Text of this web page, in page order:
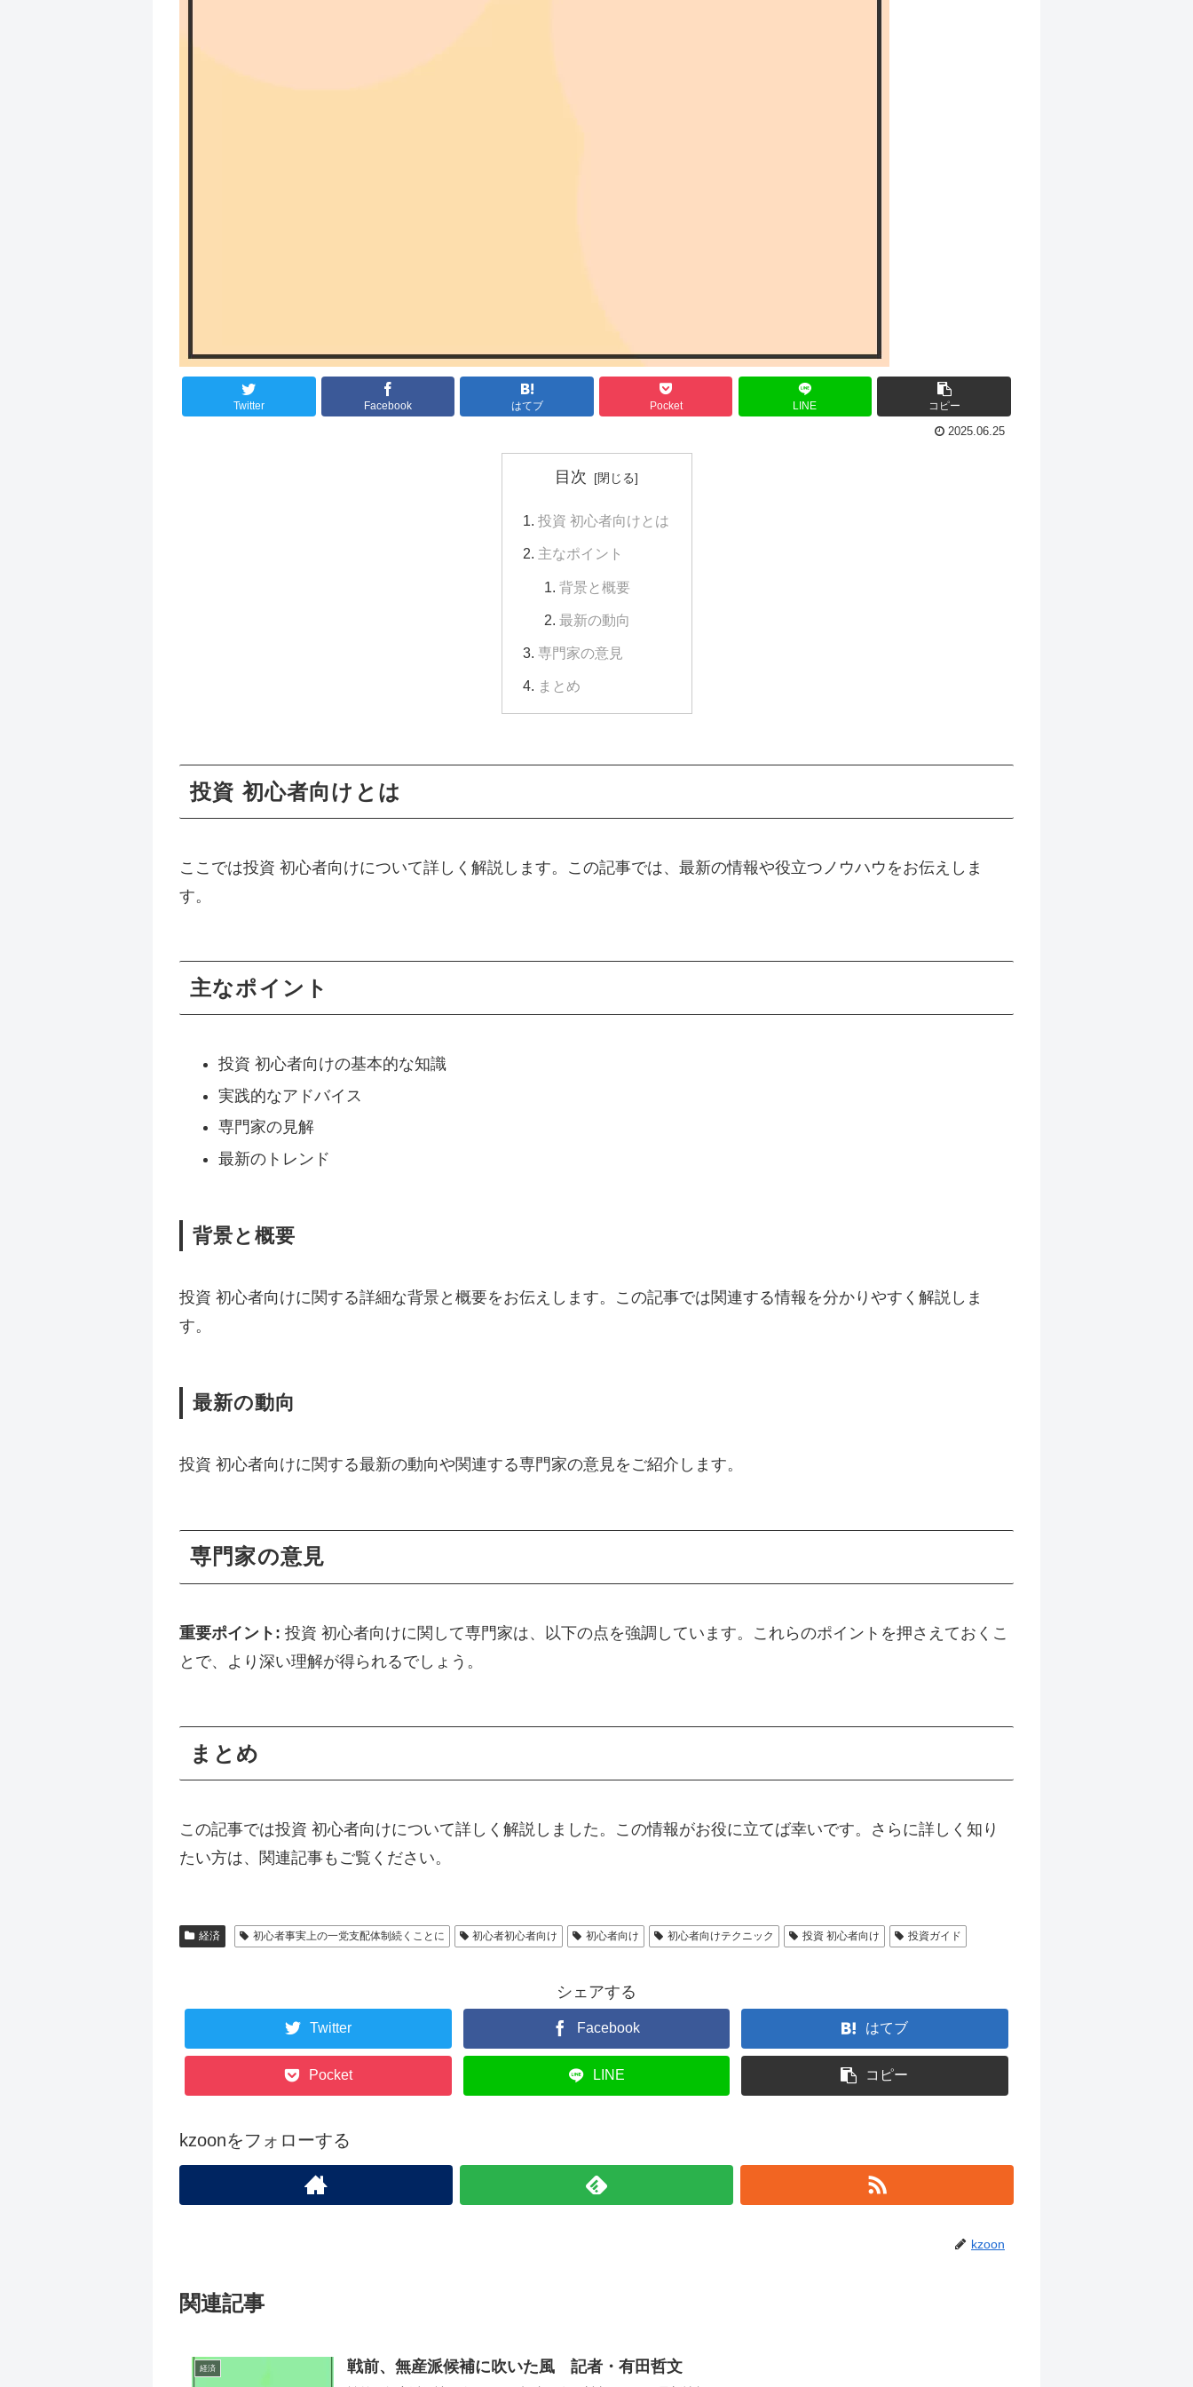
Twitter Facebook はてブ Pocket LINE コピー
2025.06.25
目次
投資 初心者向けとは
主なポイント
背景と概要
最新の動向
専門家の意見
まとめ
投資 初心者向けとは
ここでは投資 初心者向けについて詳しく解説します。この記事では、最新の情報や役立つノウハウをお伝えしま
す。
主なポイント
投資 初心者向けの基本的な知識
実践的なアドバイス
専門家の見解
最新のトレンド
背景と概要
投資 初心者向けに関する詳細な背景と概要をお伝えします。この記事では関連する情報を分かりやすく解説しま
す。
最新の動向
投資 初心者向けに関する最新の動向や関連する専門家の意見をご紹介します。
専門家の意見
重要ポイント: 投資 初心者向けに関して専門家は、以下の点を強調しています。これらのポイントを押さえておくこ
とで、より深い理解が得られるでしょう。
まとめ
この記事では投資 初心者向けについて詳しく解説しました。この情報がお役に立てば幸いです。さらに詳しく知り
たい方は、関連記事もご覧ください。
経済 初心者事実上の一党支配体制続くことに 初心者初心者向け 初心者向け 初心者向けテクニック 投資 初心者向け 投資ガイド
シェアする
Twitter Facebook はてブ
Pocket LINE コピー
kzoonをフォローする
kzoon
関連記事
経済 戦前、無産派候補に吹いた風 記者・有田哲文